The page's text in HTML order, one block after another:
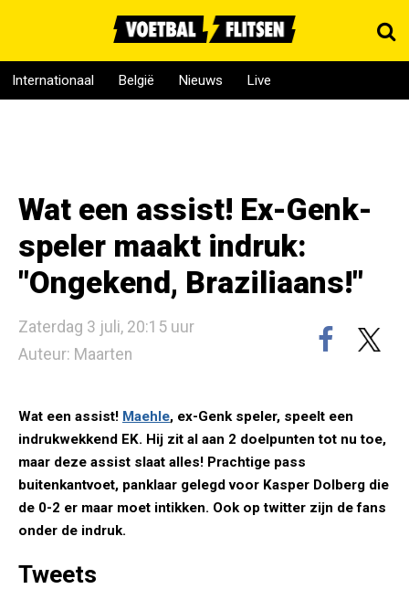
Internationaal België Nieuws Live
Wat een assist! Ex-Genk-
speler maakt indruk:
"Ongekend, Braziliaans!"
Zaterdag 3 juli, 20:15 uur
Auteur: Maarten
Wat een assist! Maehle, ex-Genk speler, speelt een
indrukwekkend EK. Hij zit al aan 2 doelpunten tot nu toe,
maar deze assist slaat alles! Prachtige pass
buitenkantvoet, panklaar gelegd voor Kasper Dolberg die
de 0-2 er maar moet intikken. Ook op twitter zijn de fans
onder de indruk.
Tweets